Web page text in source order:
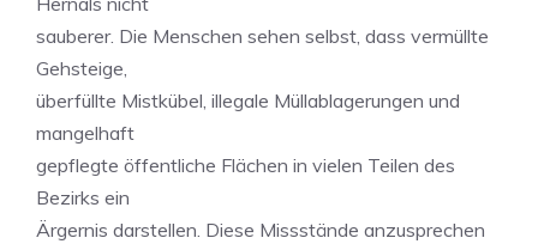
sauberer. Die Menschen sehen selbst, dass vermüllte
Gehsteige,
überfüllte Mistkübel, illegale Müllablagerungen und
mangelhaft
gepflegte öffentliche Flächen in vielen Teilen des
Bezirks ein
Ärgernis darstellen. Diese Missstände anzusprechen